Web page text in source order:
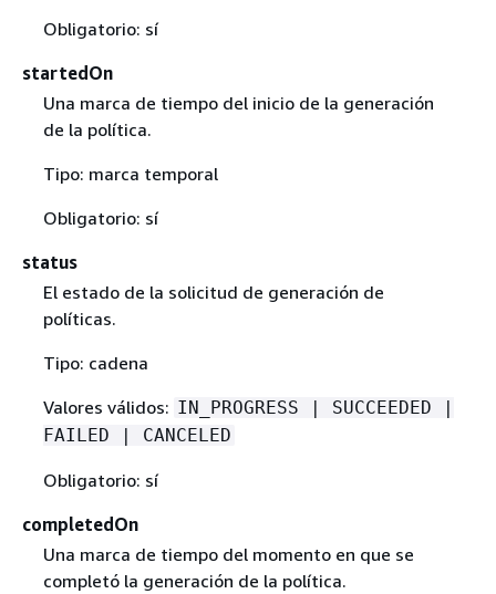
Obligatorio: sí
startedOn
Una marca de tiempo del inicio de la generación
de la política.
Tipo: marca temporal
Obligatorio: sí
status
El estado de la solicitud de generación de
políticas.
Tipo: cadena
Valores válidos: IN_PROGRESS | SUCCEEDED |
FAILED | CANCELED
Obligatorio: sí
completedOn
Una marca de tiempo del momento en que se
completó la generación de la política.